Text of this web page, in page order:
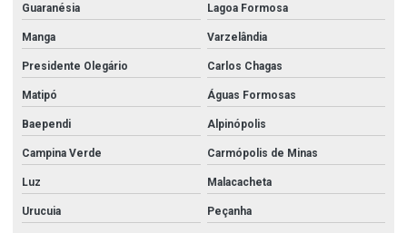
Válvula borboleta 6 polegadas
Valvula borboleta em aço inox
Válvula borboleta sanitária
Válvula borboleta wafer
Válvula esfera 3 vias
Válvula esfera monobloco
Válvula esfera tripartida
Guaranésia Lagoa Formosa
Manga Varzelândia
Presidente Olegário Carlos Chagas
Matipó Águas Formosas
Baependi Alpinópolis
Campina Verde Carmópolis de Minas
Luz Malacacheta
Urucuia Peçanha